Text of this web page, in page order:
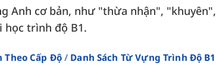
Anh cơ bản, như "thừa nhận", "khuyên",
học trình độ B1.
Theo Cấp Độ
Danh Sách Từ Vựng Trình Độ B1